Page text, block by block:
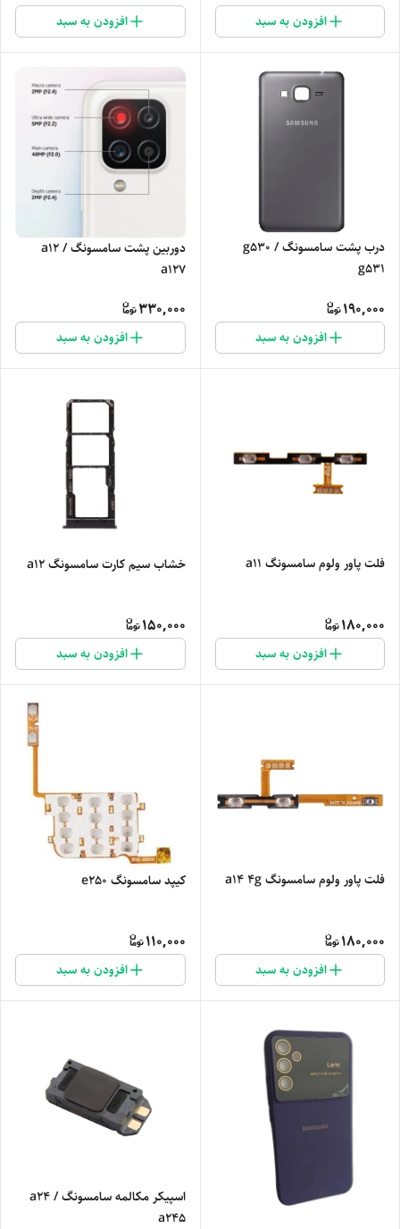
افزودن به سبد افزودن به سبد
درب پشت سامسونگ g530 /
g531
190,000
افزودن به سبد
دوربین پشت سامسونگ a12 /
a127
330,000
افزودن به سبد
فلت پاور ولوم سامسونگ a11
180,000
افزودن به سبد
خشاب سیم کارت سامسونگ a12
150,000
افزودن به سبد
فلت پاور ولوم سامسونگ a14 4g
180,000
افزودن به سبد
کیپد سامسونگ e250
110,000
افزودن به سبد
اسپیکر مکالمه سامسونگ a24 /
a245